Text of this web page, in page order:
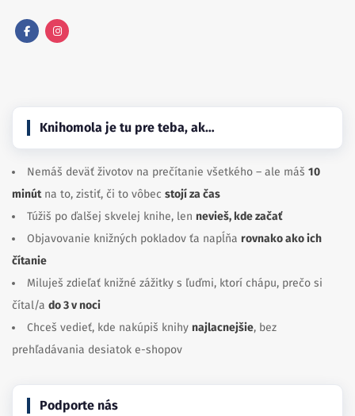
Knihomola je tu pre teba, ak…
Nemáš deväť životov na prečítanie všetkého – ale máš 10
minútna to, zistiť, či to vôbec stojí za čas
Túžiš po ďalšej skvelej knihe, len nevieš, kde začať
Objavovanie knižných pokladov ťa napĺňa rovnako ako ich
čítanie
Miluješ zdieľať knižné zážitky s ľuďmi, ktorí chápu, prečo si
čítal/a do 3 v noci
Chceš vedieť, kde nakúpiš knihy najlacnejšie, bez
prehľadávania desiatok e-shopov
Podporte nás